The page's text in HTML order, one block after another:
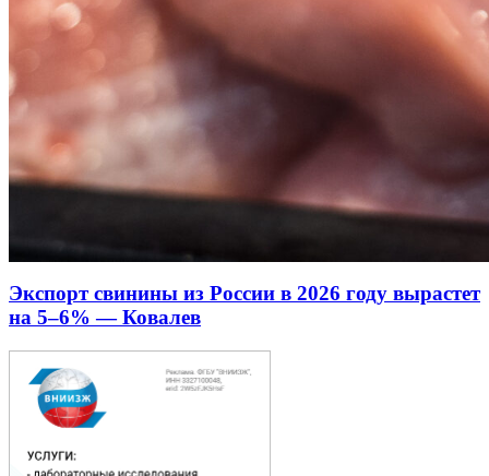
Экспорт свинины из России в 2026 году вырастет
на 5–6% — Ковалев